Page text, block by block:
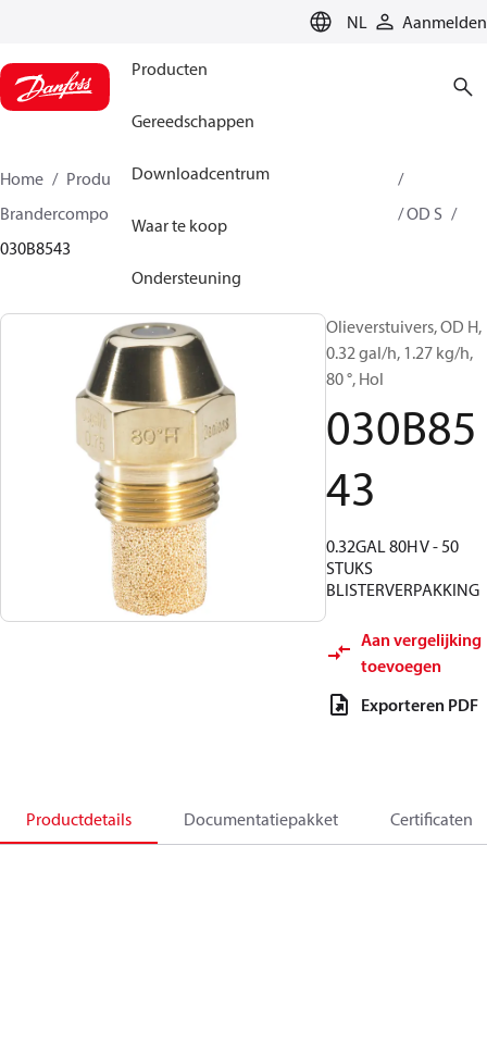
NL Aanmelden
Producten
Gereedschappen
Downloadcentrum
Waar te koop
Ondersteuning
Home Producten
Climate Solutions voor heating
Brandercomponenten
OD B / OD H / OD S
030B8543
Olieverstuivers, OD H,
0.32 gal/h, 1.27 kg/h,
80 °, Hol
030B85
43
0.32GAL 80H V - 50
STUKS
BLISTERVERPAKKING
Aan vergelijking
toevoegen
Exporteren PDF
Productdetails Documentatiepakket Certificaten